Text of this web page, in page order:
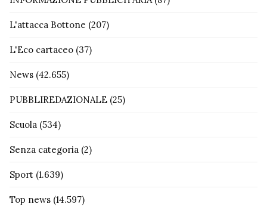
L'attacca Bottone (207)
L'Eco cartaceo (37)
News (42.655)
PUBBLIREDAZIONALE (25)
Scuola (534)
Senza categoria (2)
Sport (1.639)
Top news (14.597)